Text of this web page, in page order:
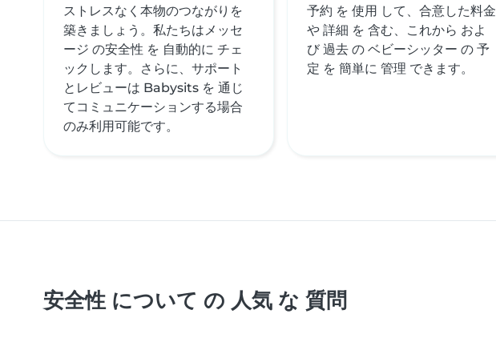
ストレスなく本物のつながりを
築きましょう。私たちはメッセ
ージ の安全性 を 自動的に チェ
ックします。さらに、サポート
とレビューは Babysits を 通じ
てコミュニケーションする場合
のみ利用可能です。
予約 を 使用 して、合意した料金
や 詳細 を 含む、これから およ
び 過去 の ベビーシッター の 予
定 を 簡単に 管理 できます。
安全性 について の 人気 な 質問